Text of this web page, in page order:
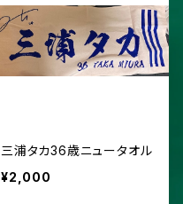
三浦タカ36歳ニュータオル
¥2,000